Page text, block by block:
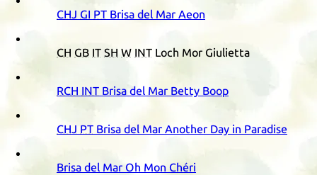
CHJ GI PT Brisa del Mar Aeon
CH GB IT SH W INT Loch Mor Giulietta
RCH INT Brisa del Mar Betty Boop
CHJ PT Brisa del Mar Another Day in Paradise
Brisa del Mar Oh Mon Chéri